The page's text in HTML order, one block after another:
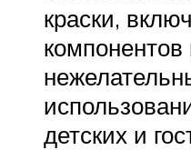
краски,
компонентов
детских и